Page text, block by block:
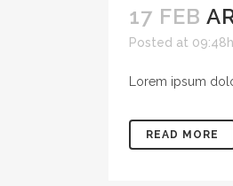
17 FEB
Posted at 09:48h
Lorem ipsum
READ MORE